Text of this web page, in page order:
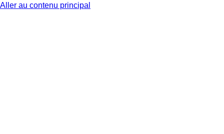
Aller au contenu principal